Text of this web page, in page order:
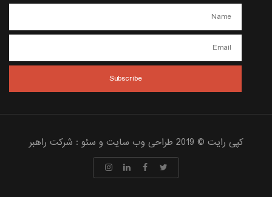
کپی رایت © 2019 طراحی وب سایت و سئو : شرکت راهبر